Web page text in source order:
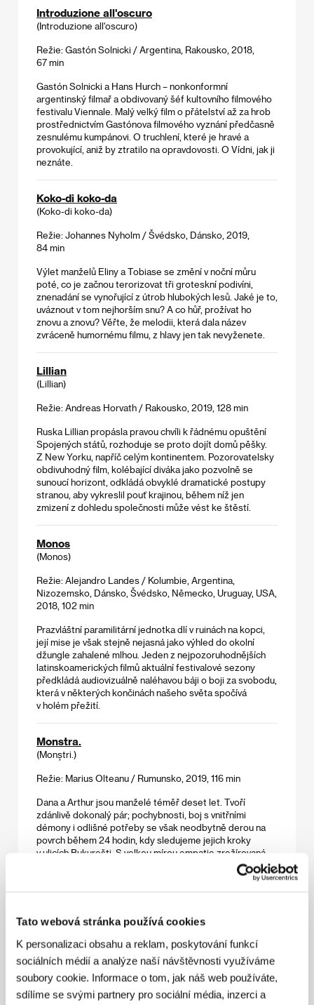
Tato webová stránka používá cookies
K personalizaci obsahu a reklam, poskytování funkcí
sociálních médií a analýze naší návštěvnosti využíváme
soubory cookie. Informace o tom, jak náš web používáte,
sdílíme se svými partnery pro sociální média, inzerci a
Introduzione all'oscuro
(Introduzione all'oscuro)
Režie: Gastón Solnicki / Argentina, Rakousko, 2018,
67 min
Gastón Solnicki a Hans Hurch – nonkonformní
argentinský filmař a obdivovaný šéf kultovního filmového
festivalu Viennale. Malý velký film o přátelství až za hrob
prostřednictvím Gastónova filmového vyznání předčasně
zesnulému kumpánovi. O truchlení, které je hravé a
provokující, aniž by ztratilo na opravdovosti. O Vídni, jak ji
neznáte.
Koko-di koko-da
(Koko-di koko-da)
Režie: Johannes Nyholm / Švédsko, Dánsko, 2019,
84 min
Výlet manželů Eliny a Tobiase se změní v noční můru
poté, co je začnou terorizovat tři groteskní podivíni,
znenadání se vynořující z útrob hlubokých lesů. Jaké je to,
uváznout v tom nejhorším snu? A co hůř, prožívat ho
znovu a znovu? Věřte, že melodii, která dala název
zvráceně humornému filmu, z hlavy jen tak nevyženete.
Lillian
(Lillian)
Režie: Andreas Horvath / Rakousko, 2019, 128 min
Ruska Lillian propásla pravou chvíli k řádnému opuštění
Spojených států, rozhoduje se proto dojít domů pěšky.
Z New Yorku, napříč celým kontinentem. Pozorovatelsky
obdivuhodný film, kolébající diváka jako pozvolně se
sunoucí horizont, odkládá obvyklé dramatické postupy
stranou, aby vykreslil pouť krajinou, během níž jen
zmizení z dohledu společnosti může vést ke štěstí.
Monos
(Monos)
Režie: Alejandro Landes / Kolumbie, Argentina,
Nizozemsko, Dánsko, Švédsko, Německo, Uruguay, USA,
2018, 102 min
Prazvláštní paramilitární jednotka dlí v ruinách na kopci,
její mise je však stejně nejasná jako výhled do okolní
džungle zahalené mlhou. Jeden z nejpozoruhodnějších
latinskoamerických filmů aktuální festivalové sezony
předkládá audiovizuálně naléhavou báji o boji za svobodu,
která v některých končinách našeho světa spočívá
v holém přežití.
Monstra.
(Monștri.)
Režie: Marius Olteanu / Rumunsko, 2019, 116 min
Dana a Arthur jsou manželé téměř deset let. Tvoří
zdánlivě dokonalý pár; pochybnosti, boj s vnitřními
démony i odlišné potřeby se však neodbytně derou na
povrch během 24 hodin, kdy sledujeme jejich kroky
v ulicích Bukurešti. S velkou mírou empatie zrežírovaná
vztahová studie, dotýkající se společenských tabu, patřila
Očarování
(Tlamess)
Režie: Ala Eddine Slim / Tunisko, Francie, 2019, 120 min
Magická alegorie politicky zmatené současnosti nebo
prchavý sen. Voják S se nikdy nevrátí zpět do služby
poté, co získal propustku na matčin pohřeb. Mladá žena F